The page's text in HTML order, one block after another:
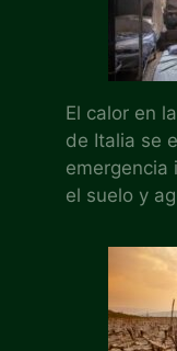
El calor en
de Italia se
emergencia
el suelo y